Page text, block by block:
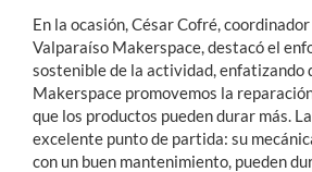
En la ocasión, César Cofré,
Valparaíso Makerspace, destacó el
sostenible de la actividad, enfatizando
Makerspace promovemos la
que los productos pueden durar más.
excelente punto de partida: su
con un buen mantenimiento, pueden